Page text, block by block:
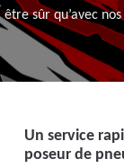
être sûr qu’avec
Un service
poseur de